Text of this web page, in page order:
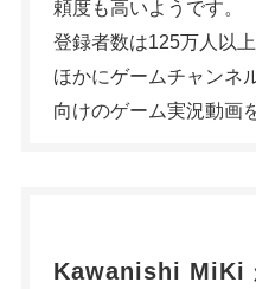
頼度も高いようです。
登録者数は125万人以
ほかにゲームチャンネ
向けのゲーム実況動画
Kawanishi MiKi